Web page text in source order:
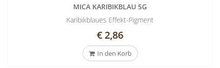
MICA KARIBIKBLAU 5G
Karibikblaues Effekt-Pigment
€ 2,86
In den Korb